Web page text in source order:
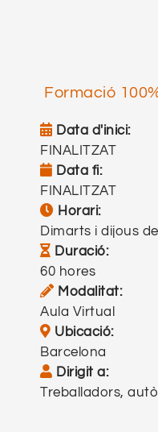
Formació
Data d'inici:
FINALITZAT
Data fi:
FINALITZAT
FINALITZAT
Horari:
Dimarts i dijous
Dimarts i dijous de
Duració:
60 hores
60 hores
Modalitat:
Aula Virtual
Aula Virtual
Ubicació:
Barcelona
Barcelona
Dirigit a:
Treballadors,